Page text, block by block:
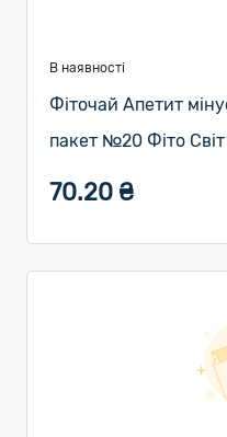
В наявності
Фіточай Апетит
пакет №20 Фіто Світ
70.20 ₴